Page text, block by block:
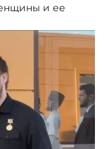
и ее